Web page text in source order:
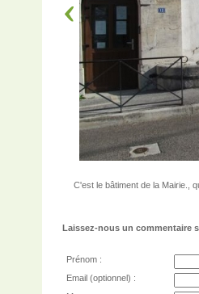
C'est le bâtiment de la Mairie.,
Laissez-nous un commentaire
Prénom :
Email (optionnel) :